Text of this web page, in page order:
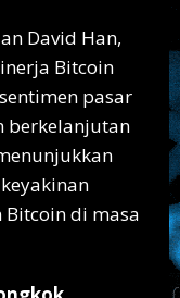
David Han,
Bitcoin
pasar
berkelanjutan
di masa